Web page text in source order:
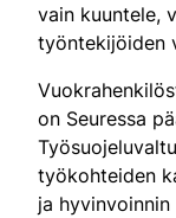
vain kuuntele,
työntekijöiden
on Seuressa
työkohteiden
ja